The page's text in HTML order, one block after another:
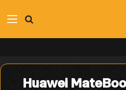
بحث
Huawei